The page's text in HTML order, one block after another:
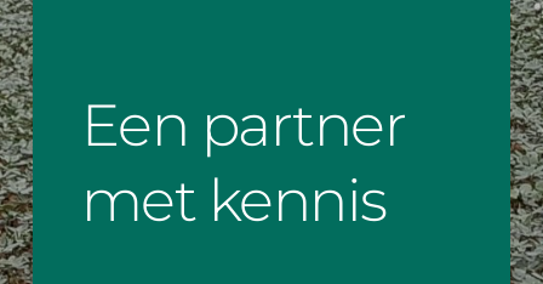
Een partner
met kennis